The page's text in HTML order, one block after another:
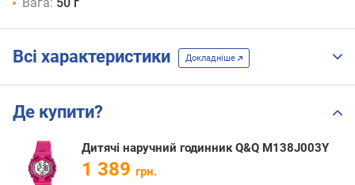
Вага: 50 г
Всі характеристики Докладніше
Де купити?
Дитячі наручний годинник Q&Q M138J003Y
1 389 грн.